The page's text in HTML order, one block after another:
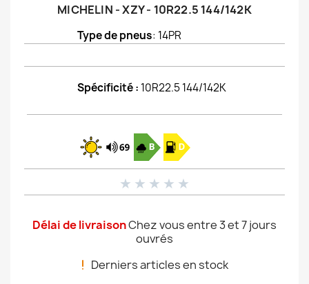
MICHELIN - XZY - 10R22.5 144/142K
Type de pneus: 14PR
Spécificité : 10R22.5 144/142K
★ ★ ★ ★ ★
Délai de livraisonChez vous entre 3 et 7 jours
ouvrés
Derniers articles en stock